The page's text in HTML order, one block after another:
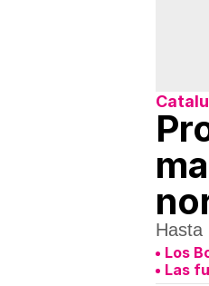
Hasta
Los
Las